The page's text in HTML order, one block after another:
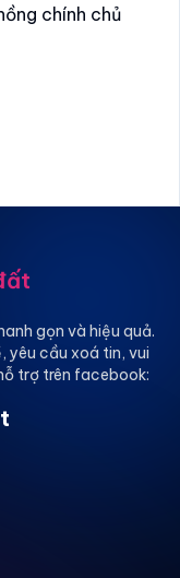
chính chủ
gọn và hiệu quả.
yêu cầu xoá tin, vui
trợ trên facebook: